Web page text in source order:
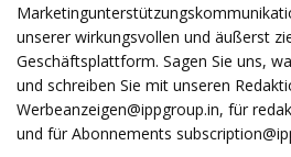
unserer wirkungsvollen und äußerst
Geschäftsplattform. Sagen Sie uns,
und schreiben Sie mit unseren
Werbeanzeigen@ippgroup.in, für
und für Abonnements